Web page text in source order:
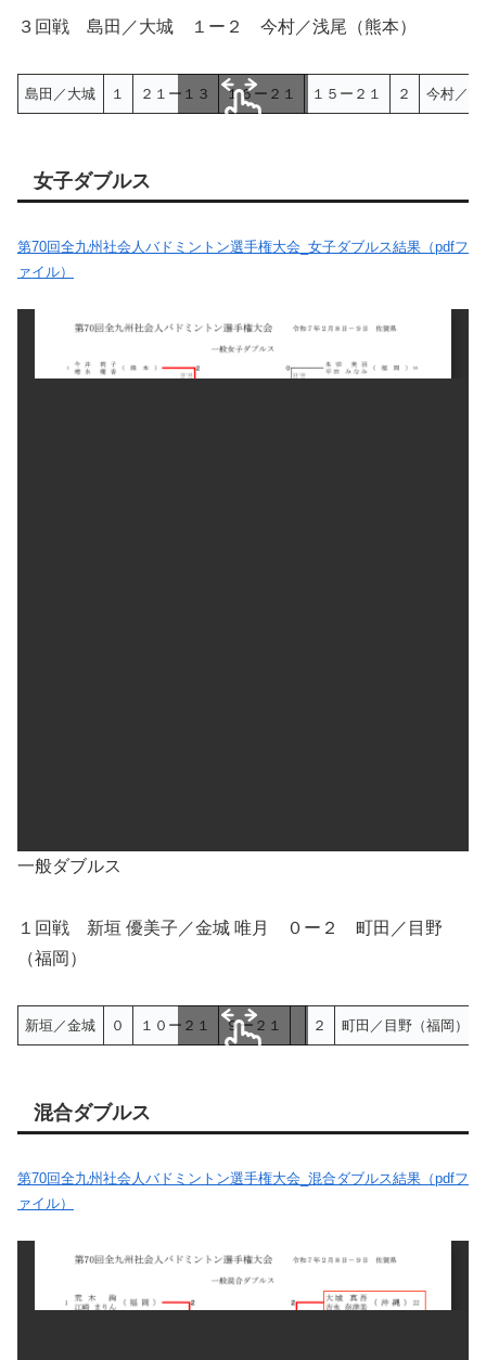
３回戦 島田／大城 １ー２ 今村／浅尾（熊本）
島田／大城 １ ２１ー１３ １６ー２１ １５ー２１ ２ 今村／
女子ダブルス
第70回全九州社会人バドミントン選手権大会_女子ダブルス結果（pdfフ
ァイル）
一般ダブルス
１回戦 新垣 優美子／金城 唯月 ０ー２ 町田／目野
（福岡）
新垣／金城 ０ １０ー２１ ９ー２１ ２ 町田／目野（福岡）
混合ダブルス
第70回全九州社会人バドミントン選手権大会_混合ダブルス結果（pdfフ
ァイル）